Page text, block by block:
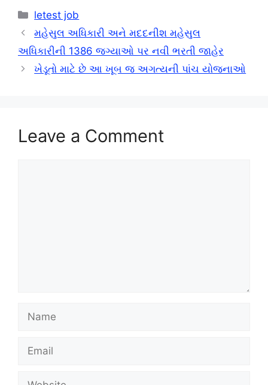
Categories
letest job
મહેસુલ અધિકારી અને મદદનીશ મહેસુલ
અધિકારીની 1386 જગ્યાઓ પર નવી ભરતી જાહેર
ખેડૂતો માટે છે આ ખૂબ જ અગત્યની પાંચ યોજનાઓ
Leave a Comment
Name
Email
Website